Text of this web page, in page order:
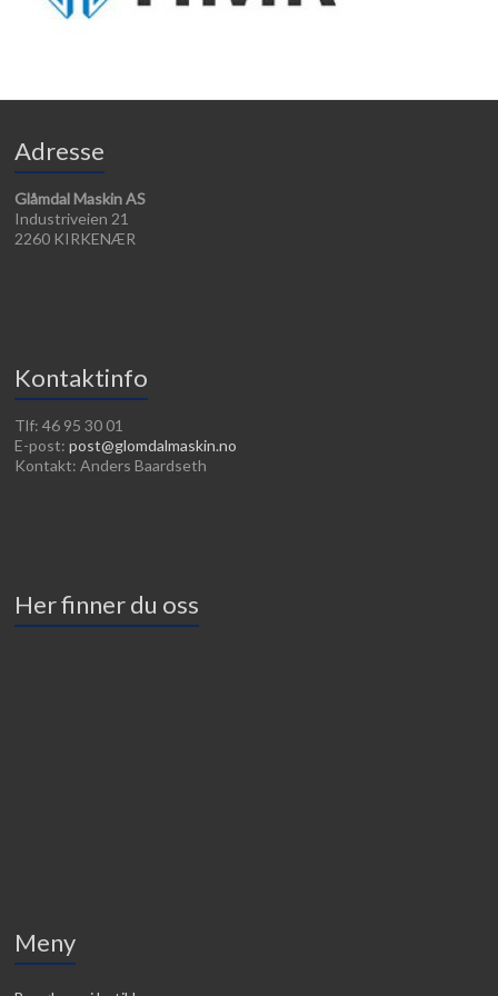
Adresse
Glåmdal Maskin AS
Industriveien 21
2260 KIRKENÆR
Kontaktinfo
Tlf: 46 95 30 01
E-post:post@glomdalmaskin.no
Kontakt: Anders Baardseth
Her finner du oss
Meny